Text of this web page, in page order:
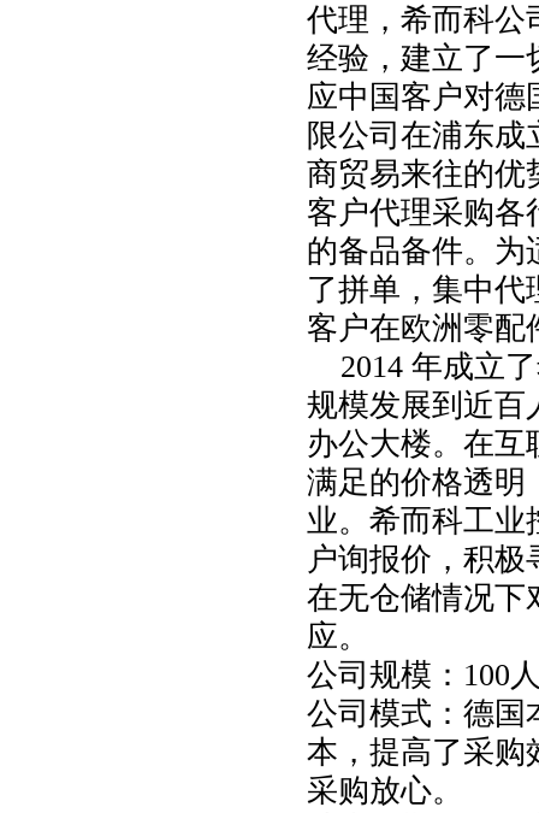
代理，希而科公
经验，建立了一
应中国客户对德
限公司在浦东
商贸易来往的优
客户代理采购各
的备品备件。为
了拼单，集中代
客户在欧洲零配
2014 年成立
规模发展到近百
办公大楼。在互
满足的价格透明
业。希而科工业
户询报价，积
在无仓储情况下
应。
公司规模： 100
公司模式：德国
本，提高了采购
采购放心。